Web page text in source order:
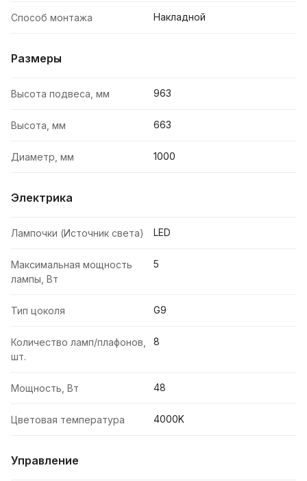
Способ монтажа Накладной
Размеры
Высота подвеса, мм 963
Высота, мм 663
Диаметр, мм 1000
Электрика
Лампочки (Источник света) LED
Максимальная мощность
лампы, Вт
5
Тип цоколя G9
Количество ламп/плафонов,
шт.
8
Мощность, Вт 48
Цветовая температура 4000K
Управление